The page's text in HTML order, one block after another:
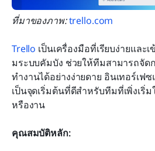
ที่มาของภาพ: trello.com
Trello เป็นเครื่องมือที่เรียบง่ายและ
มระบบคัมบัง ช่วยให้ทีมสามารถจัด
ทำงานได้อย่างง่ายดาย อินเทอร์เฟ
เป็นจุดเริ่มต้นที่ดีสำหรับทีมที่เพิ่งเริ่
หรืองาน
คุณสมบัติหลัก: